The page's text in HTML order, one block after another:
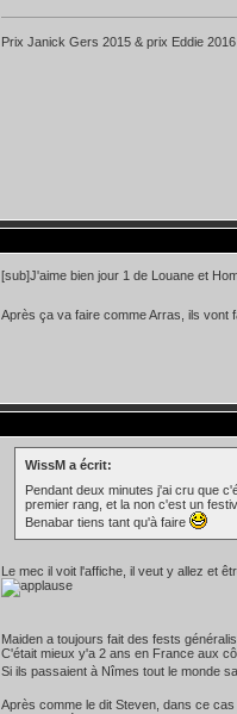
Prix Janick Gers 2015 & prix Eddie 2016
[sub]J'aime bien jour 1 de Louane et
Après ça va faire comme Arras, ils vont
WissM a écrit:
Pendant deux minutes j'ai cru que
premier rang, et la non c'est un
Benabar tiens tant qu'à faire
Le mec il voit l'affiche, il veut y allez et
Maiden a toujours fait des fests
C'était mieux y'a 2 ans en France aux
Si ils passaient à Nîmes tout le monde
Après comme le dit Steven, dans ce